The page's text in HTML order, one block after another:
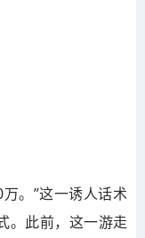
。”这一诱人话术
。此前，这一游走